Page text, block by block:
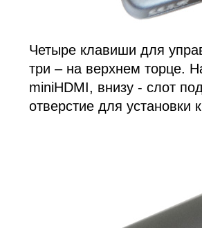
Четыре клавиши для
три – на верхнем торце.
miniHDMI, внизу - слот
отверстие для установки